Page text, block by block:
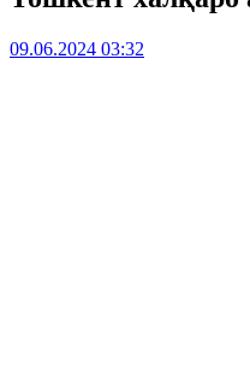
09.06.2024 03:32